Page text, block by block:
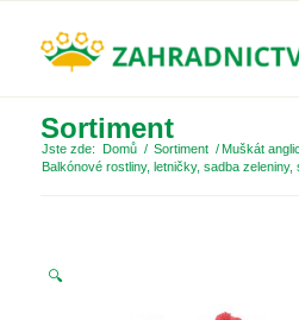
Sortiment
Jste zde: Domů / Sortiment /
Balkónové rostliny, letničky, sadba zeleniny,
Muškát
🔍